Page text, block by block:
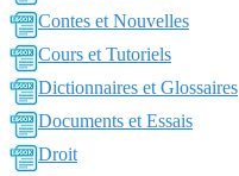
Contes et Nouvelles
Cours et Tutoriels
Dictionnaires et Glossaires
Documents et Essais
Droit